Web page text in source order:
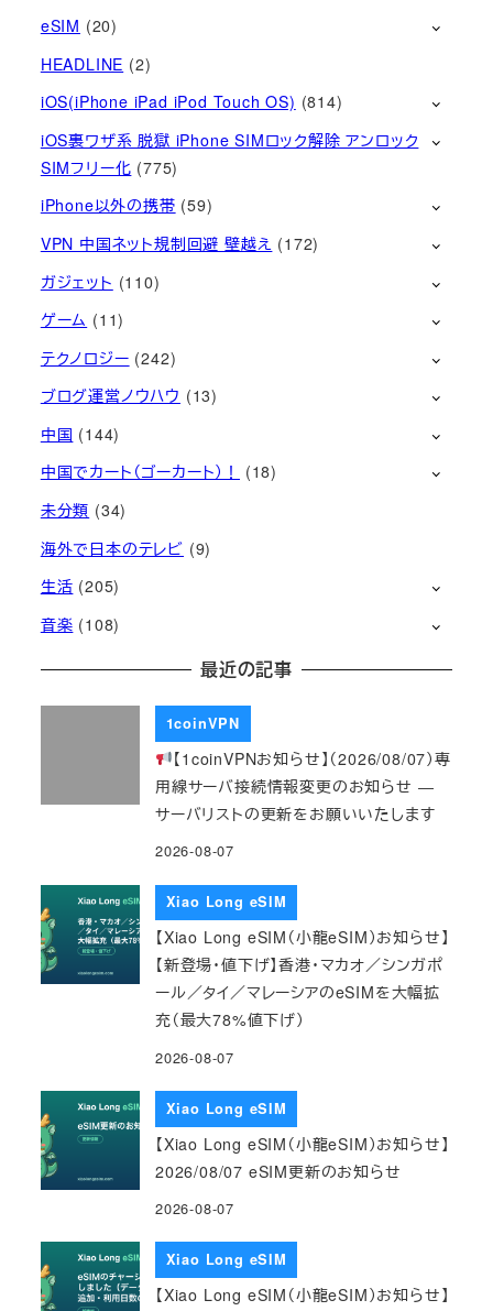
eSIM (20)
HEADLINE (2)
iOS(iPhone iPad iPod Touch OS) (814)
iOS裏ワザ系 脱獄 iPhone SIMロック解除 アンロック
SIMフリー化 (775)
iPhone以外の携帯 (59)
VPN 中国ネット規制回避 壁越え (172)
ガジェット (110)
ゲーム (11)
テクノロジー (242)
ブログ運営ノウハウ (13)
中国 (144)
中国でカート（ゴーカート）！
(18)
未分類 (34)
海外で日本のテレビ (9)
生活 (205)
音楽 (108)
最近の記事
1coinVPN
【1coinVPNお知らせ】（2026/08/07）専
用線サーバ接続情報変更のお知らせ ―
サーバリストの更新をお願いいたします
2026-08-07
Xiao Long eSIM
【Xiao Long eSIM（小龍eSIM）お知らせ】
【新登場・値下げ】香港・マカオ／シンガポ
ール／タイ／マレーシアのeSIMを大幅拡
充（最大78%値下げ）
2026-08-07
Xiao Long eSIM
【Xiao Long eSIM（小龍eSIM）お知らせ】
2026/08/07 eSIM更新のお知らせ
2026-08-07
Xiao Long eSIM
【Xiao Long eSIM（小龍eSIM）お知らせ】